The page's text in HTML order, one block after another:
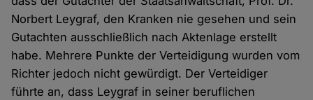
Norbert Leygraf, den Kranken nie gesehen und sein
Gutachten ausschließlich nach Aktenlage erstellt
habe. Mehrere Punkte der Verteidigung wurden vom
Richter jedoch nicht gewürdigt. Der Verteidiger
führte an, dass Leygraf in seiner beruflichen